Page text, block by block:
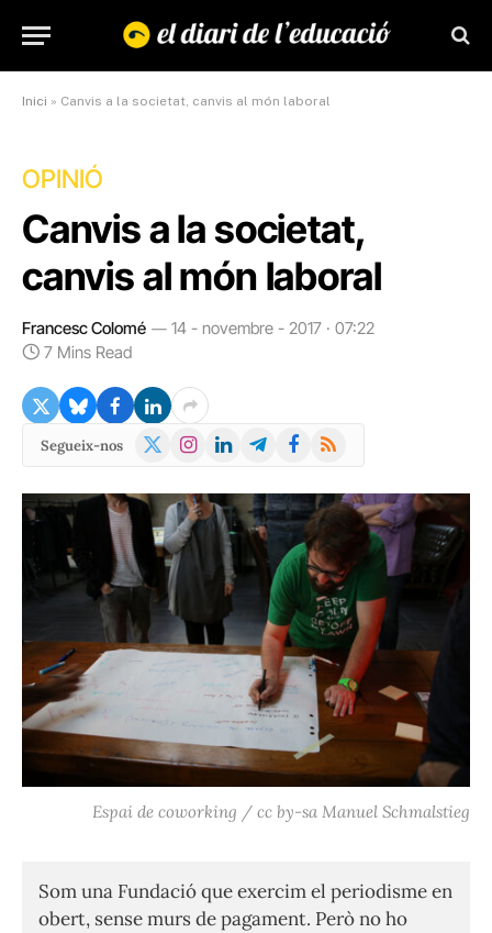
Inici » Canvis a la societat, canvis al món laboral
OPINIÓ
Canvis a la societat,
canvis al món laboral
Francesc Colomé
14 - novembre - 2017 · 07:22
7 Mins Read
Segueix-nos
X
Instagram
LinkedInTelegramFacebook
RSS
Espai de coworking / cc by-sa Manuel Schmalstieg
Som una Fundació que exercim el periodisme en
obert, sense murs de pagament. Però no ho